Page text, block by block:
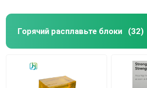
Горячий расплавьте блоки (32)